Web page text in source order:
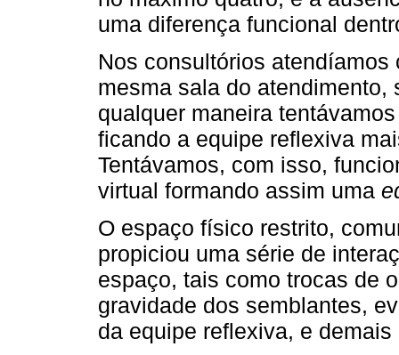
uma diferença funcional
Nos consultórios
mesma sala do atendimento,
qualquer maneira
ficando a equipe reflexiva
Tentávamos, com isso,
virtual formando assim uma
O espaço físico restrito,
propiciou uma série de
espaço, tais como trocas de
gravidade dos semblantes,
da equipe reflexiva, e